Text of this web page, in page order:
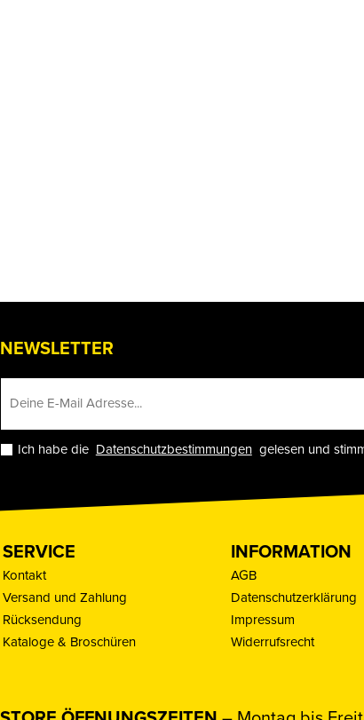
NEWSLETTER
Ich habe die Datenschutzbestimmungengelesen und
SERVICE
Kontakt
Versand und Zahlung
Rücksendung
Kataloge & Broschüren
INFORMATION
AGB
Datenschutzerklärung
Impressum
Widerrufsrecht